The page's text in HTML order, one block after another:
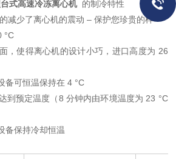
式高速冷冻离心机 的制冷特性
减少了离心机的震动 – 保护您珍贵的样
°C
，使得离心机的设计小巧，进口高度为 26
备可恒温保持在 4 °C
到预定温度（8 分钟内由环境温度为 23 °C
备保持冷却恒温